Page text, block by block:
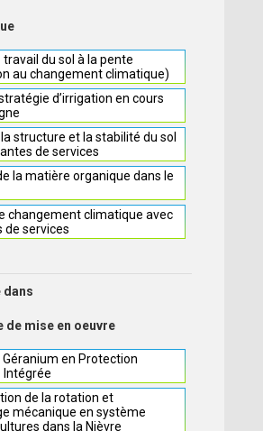
du sol à la pente
au changement climatique)
d’irrigation en cours
structure et la stabilité du sol
de services
la matière organique dans le
changement climatique avec
de services
dans
de mise en oeuvre
en Protection
Intégrée
de la rotation et
mécanique en système
dans la Nièvre